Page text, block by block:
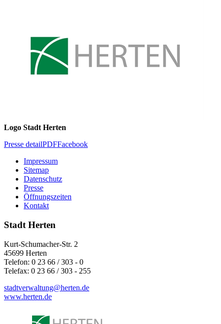
Logo Stadt Herten
Presse detailPDFFacebook
Impressum
Sitemap
Datenschutz
Presse
Öffnungszeiten
Kontakt
Stadt Herten
Kurt-Schumacher-Str. 2
45699 Herten
Telefon: 0 23 66 / 303 - 0
Telefax: 0 23 66 / 303 - 255
stadtverwaltung@herten.de
www.herten.de